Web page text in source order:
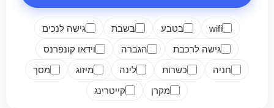
wifi בטבע בשבת
גישה לנכים
גישה לרכבת
הגברה
וידאו קונפרנס
חניה
כשרות לינה מיזוג
מסך
מקרן
קייטרינג